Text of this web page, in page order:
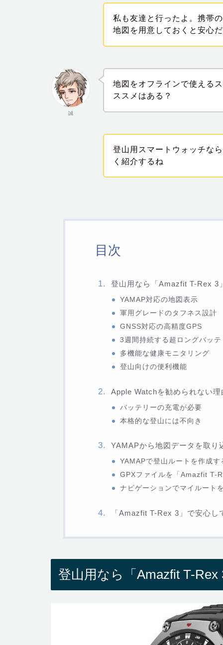
私も友達と行ったよ。携帯
地図を用意しておくと安心
誠
地図をオフラインで使える
ススメはある？
登山用スマートウォッチな
く紹介するね
目次
登山用なら「Amazfit T-Rex 3
YAMAP対応の地図表示
軍用グレードのタフネス設計
GNSS対応の高精度GPS
3週間持続する超ロングバッテ
多機能な健康モニタリング
登山向けの便利機能
Apple Watchを勧められない理
バッテリーの充電が必要
本格的な登山には不向き
YAMAPから地図データを取り
YAMAPで登山ルートを作成す
GPXファイルを「Amazfit T-
ナビゲーションでマイルート
「Amazfit T-Rex 3」で安心し
登山用なら「Amazfit T-Rex